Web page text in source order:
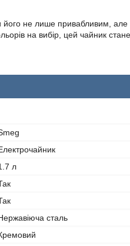
його не лише привабливим,
на вибір, цей чайник
л
сталь